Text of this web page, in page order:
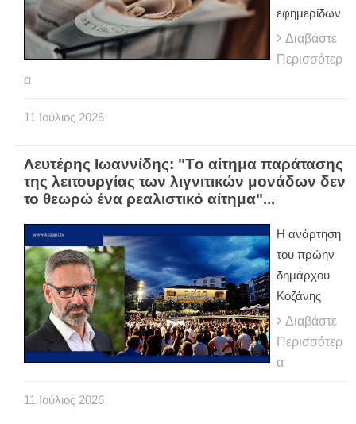
εφημερίδων
Διαβάστε
Περισσότερ
α
11 Ιούλιος 2026
Λευτέρης Ιωαννίδης: "Tο αίτημα παράτασης
της λειτουργίας των λιγνιτικών μονάδων δεν
το θεωρώ ένα ρεαλιστικό αίτημα"...
Η ανάρτηση
του πρώην
δημάρχου
Κοζάνης
Διαβάστε
Περισσότερ
α
11 Ιούλιος 2026